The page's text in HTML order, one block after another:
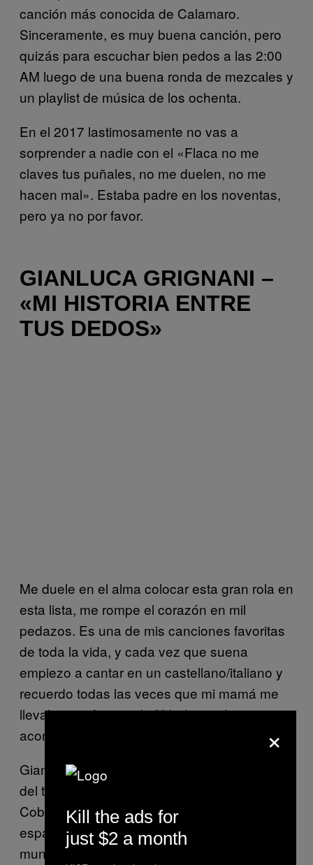
canción más conocida de Calamaro.
Sinceramente, es muy buena canción, pero
quizás para escuchar bien pedos a las 2:00
AM luego de una buena ronda de mezcales y
un playlist de música de los ochenta.
En el 2017 lastimosamente no vas a
sorprender a nadie con el «Flaca no me
claves tus puñales, no me duelen, no me
hacen mal». Estaba padre en los noventas,
pero ya no por favor.
GIANLUCA GRIGNANI –
«MI HISTORIA ENTRE
TUS DEDOS»
Me duele en el alma colocar esta gran rola en
esta lista, me rompe el corazón en mil
pedazos. Es una de mis canciones favoritas
de toda la vida, y cada vez que suena
empiezo a cantar en un castellano/italiano y
recuerdo todas las veces que mi mamá me
llevaba a prácticas de fútbol con el aire
acondicionado a toda mecha.
Gianluca Grignani fue uno de los precursores
del término «voz rasposa» —no, no fue Kurt
Cobain—, en las baladas del rock pop en
español. Ya luego de esta rola, hizo que el
mundo se lo pensara dos veces antes de
×
Kill the ads for
just $2 a month